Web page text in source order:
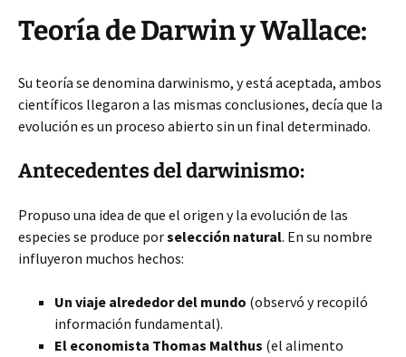
Teoría de Darwin y Wallace:
Su teoría se denomina darwinismo, y está aceptada, ambos
científicos llegaron a las mismas conclusiones, decía que la
evolución es un proceso abierto sin un final determinado.
Antecedentes del darwinismo:
Propuso una idea de que el origen y la evolución de las
especies se produce porselección natural. En su nombre
influyeron muchos hechos:
Un viaje alrededor del mundo (observó y recopiló
información fundamental).
El economista Thomas Malthus (el alimento